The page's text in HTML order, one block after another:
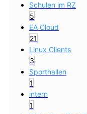
Schulen im RZ
5
EA Cloud
21
Linux Clients
3
Sporthallen
1
intern
1